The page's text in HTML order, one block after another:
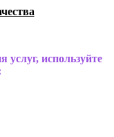
услуг, используйте